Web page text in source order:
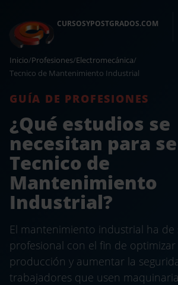
CURSOSYPOSTGRADOS.COM
Inicio/Profesiones/Electromecánica/
Tecnico de Mantenimiento Industrial
GUÍA DE PROFESIONES
¿Qué estudios se
necesitan para
Tecnico de
Mantenimiento
Industrial?
El mantenimiento industrial ha de
profesional con el fin de
producción y aumentar la
trabajadores que usen